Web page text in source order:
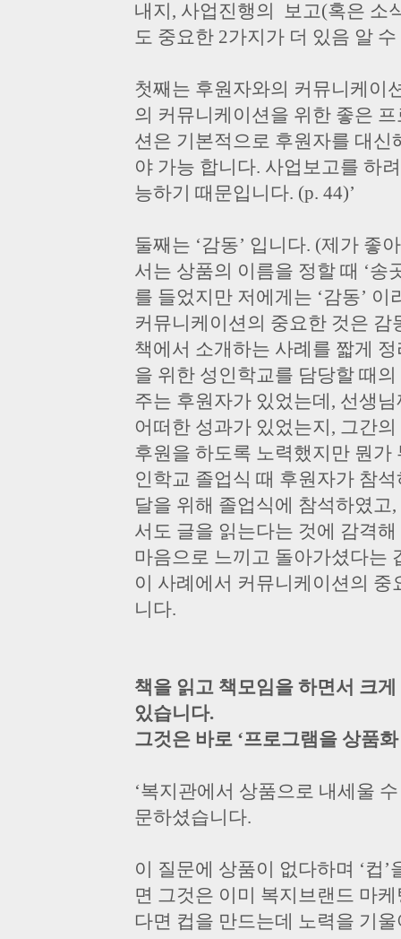
내지, 사업진행의 보고(혹은 소
도 중요한 2가지가 더 있음 알
첫째는 후원자와의 커뮤니케이
의 커뮤니케이션을 위한 좋은
션은 기본적으로 후원자를 대
야 가능 합니다. 사업보고를 하
능하기 때문입니다. (p. 44)’
둘째는 ‘감동’ 입니다. (제가 좋
서는 상품의 이름을 정할 때 ‘송
를 들었지만 저에게는 ‘감동’
커뮤니케이션의 중요한 것은
책에서 소개하는 사례를 짧게
을 위한 성인학교를 담당할 때
주는 후원자가 있었는데, 선생
어떠한 성과가 있었는지, 그간
후원을 하도록 노력했지만 뭔
인학교 졸업식 때 후원자가 참
달을 위해 졸업식에 참석하였
서도 글을 읽는다는 것에 감격
마음으로 느끼고 돌아가셨다는
이 사례에서 커뮤니케이션의 중
니다.
책을 읽고 책모임을 하면서 크
있습니다.
그것은 바로 ‘프로그램을 상품
‘복지관에서 상품으로 내세울
문하셨습니다.
이 질문에 상품이 없다하며 ‘컵
면 그것은 이미 복지브랜드 마
다면 컵을 만드는데 노력을 기